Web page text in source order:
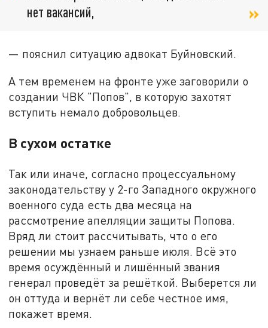
нет вакансий,
— пояснил ситуацию адвокат Буйновский.
А тем временем на фронте уже заговорили о
создании ЧВК "Попов", в которую захотят
вступить немало добровольцев.
В сухом остатке
Так или иначе, согласно процессуальному
законодательству у 2-го Западного окружного
военного суда есть два месяца на
рассмотрение апелляции защиты Попова.
Вряд ли стоит рассчитывать, что о его
решении мы узнаем раньше июля. Всё это
время осуждённый и лишённый звания
генерал проведёт за решёткой. Выберется ли
он оттуда и вернёт ли себе честное имя,
покажет время.